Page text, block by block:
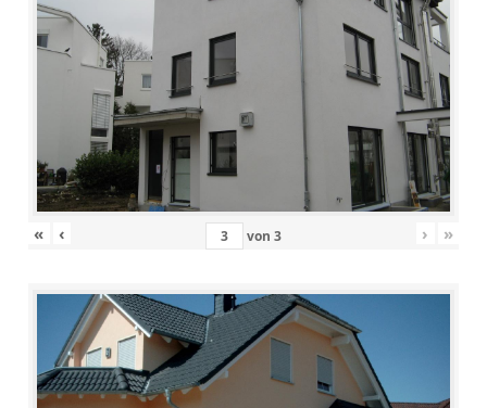
« ‹ von 3 › »